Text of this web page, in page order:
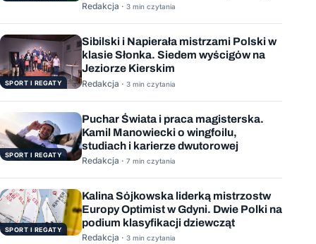
Redakcja · 3 min czytania
SPORT I REGATY
Sibilski i Napierała mistrzami Polski w
klasie Słonka. Siedem wyścigów na
Jeziorze Kierskim
Redakcja · 3 min czytania
SPORT I REGATY
Puchar Świata i praca magisterska.
Kamil Manowiecki o wingfoilu,
studiach i karierze dwutorowej
Redakcja · 7 min czytania
SPORT I REGATY
Kalina Sójkowska liderką mistrzostw
Europy Optimist w Gdyni. Dwie Polki na
podium klasyfikacji dziewcząt
Redakcja · 3 min czytania